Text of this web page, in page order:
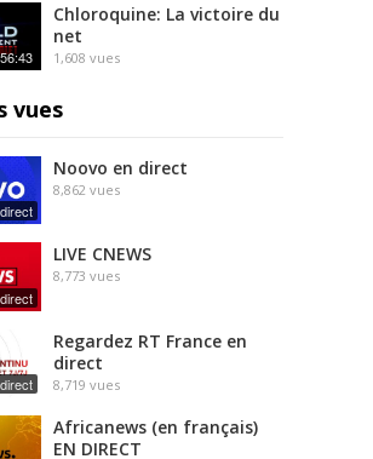
56:43
Chloroquine: La victoire du
net
1,608 vues
vues
Noovo en direct
8,862 vues
LIVE CNEWS
8,773 vues
Regardez RT France en
direct
8,719 vues
Africanews (en français)
EN DIRECT